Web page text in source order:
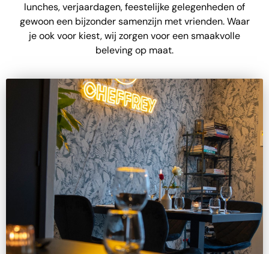
lunches, verjaardagen, feestelijke gelegenheden of
gewoon een bijzonder samenzijn met vrienden. Waar
je ook voor kiest, wij zorgen voor een smaakvolle
beleving op maat.